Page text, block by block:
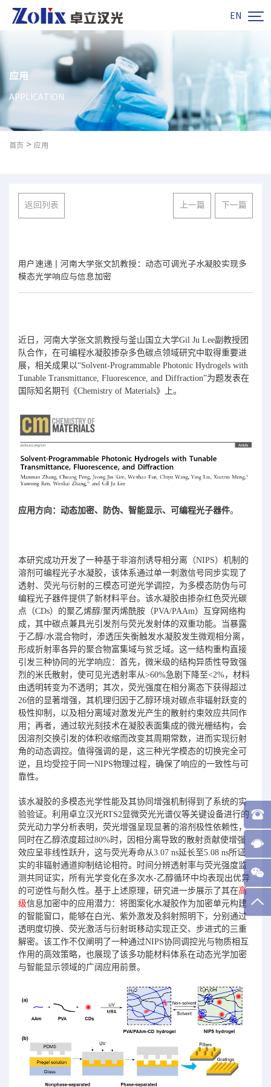
EN 
应用
APPLICATION
首页 > 应用
返回列表 上一篇 下一篇
用户速递丨河南大学张文凯教授：动态可调光子水凝胶实现多
模态光学响应与信息加密
近日，河南大学张文凯教授与釜山国立大学Gil Ju Lee副教授团
队合作，在可编程水凝胶掺杂多色碳点领域研究中取得重要进
展，相关成果以“Solvent-Programmable Photonic Hydrogels with
Tunable Transmittance, Fluorescence, and Diffraction”为题发表在
国际知名期刊《Chemistry of Materials》上。
应用方向：动态加密、防伪、智能显示、可编程光子器件。
本研究成功开发了一种基于非溶剂诱导相分离（NIPS）机制的
溶剂可编程光子水凝胶，该体系通过单一刺激信号同步实现了
透射、荧光与衍射的三模态可逆光学调控，为多模态防伪与可
编程光子器件提供了新材料平台。该水凝胶由掺杂红色荧光碳
点（CDs）的聚乙烯醇/聚丙烯酰胺（PVA/PAAm）互穿网络构
成，其中碳点兼具光引发剂与荧光发射体的双重功能。当暴露
于乙醇/水混合物时，渗透压失衡触发水凝胶发生微观相分离，
形成折射率各异的聚合物富集域与贫乏域。这一结构重构直接
引发三种协同的光学响应：首先，微米级的结构异质性导致强
烈的米氏散射，使可见光透射率从>60%急剧下降至<2%，材料
由透明转变为不透明；其次，荧光强度在相分离态下获得超过
26倍的显著增强，其机理归因于乙醇环境对碳点非辐射跃变的
极性抑制，以及相分离域对激发光产生的散射约束效应共同作
用；再者，通过软光刻技术在凝胶表面集成的微光栅结构，会
因溶剂交换引发的体积收缩而改变其周期常数，进而实现衍射
角的动态调控。值得强调的是，这三种光学模态的切换完全可
逆，且均受控于同一NIPS物理过程，确保了响应的一致性与可
靠性。
该水凝胶的多模态光学性能及其协同增强机制得到了系统的实
验验证。利用卓立汉光RTS2显微荧光光谱仪等关键设备进行的
荧光动力学分析表明，荧光增强呈现显著的溶剂极性依赖性，
同时在乙醇浓度超过80%时，因相分离导致的散射贡献使增强
效应呈非线性跃升，这与荧光寿命从3.07 ns延长至5.08 ns所证
实的非辐射通道抑制结论相符。时间分辨透射率与荧光强度监
测共同证实，所有光学变化在多次水-乙醇循环中均表现出优异
的可逆性与耐久性。基于上述原理，研究进一步展示了其在高
级信息加密中的应用潜力：将图案化水凝胶作为加密单元构建
的智能窗口，能够在白光、紫外激发及斜射照明下，分别通过
透明度切换、荧光激活与衍射斑移动实现正交、步进式的三重
解密。该工作不仅阐明了一种通过NIPS协同调控光与物质相互
作用的高效策略，也展现了该多功能材料体系在动态光学加密
与智能显示领域的广阔应用前景。